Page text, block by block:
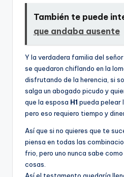
También te puede
que andaba ausente
Y la verdadera familia del señor
se quedaron chiflando en la
disfrutando de la herencia, si
salga un abogado picudo y
que la esposa H1 pueda pelear
pero eso requiero tiempo y
Así­ que si no quieres que te
piensa en todas las
frio, pero uno nunca sabe
cosas.
Así­ el testamento quedarí­a